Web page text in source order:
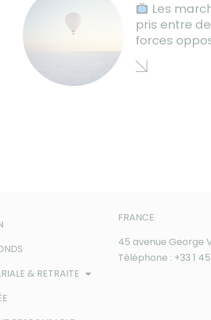
Les
pris entre
forces
& RETRAITE
FRANCE
45 avenue George
Téléphone : +33 1 45